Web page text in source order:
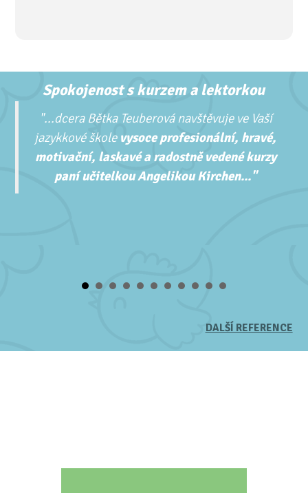
Spokojenost s kurzem a lektorkou
"...dcera Bětka Teuberová navštěvuje ve Vaší
jazykkové škole vysoce profesionální, hravé,
motivační, laskavé a radostně vedené kurzy
paní učitelkou Angelikou Kirchen..."
DALŠÍ REFERENCE